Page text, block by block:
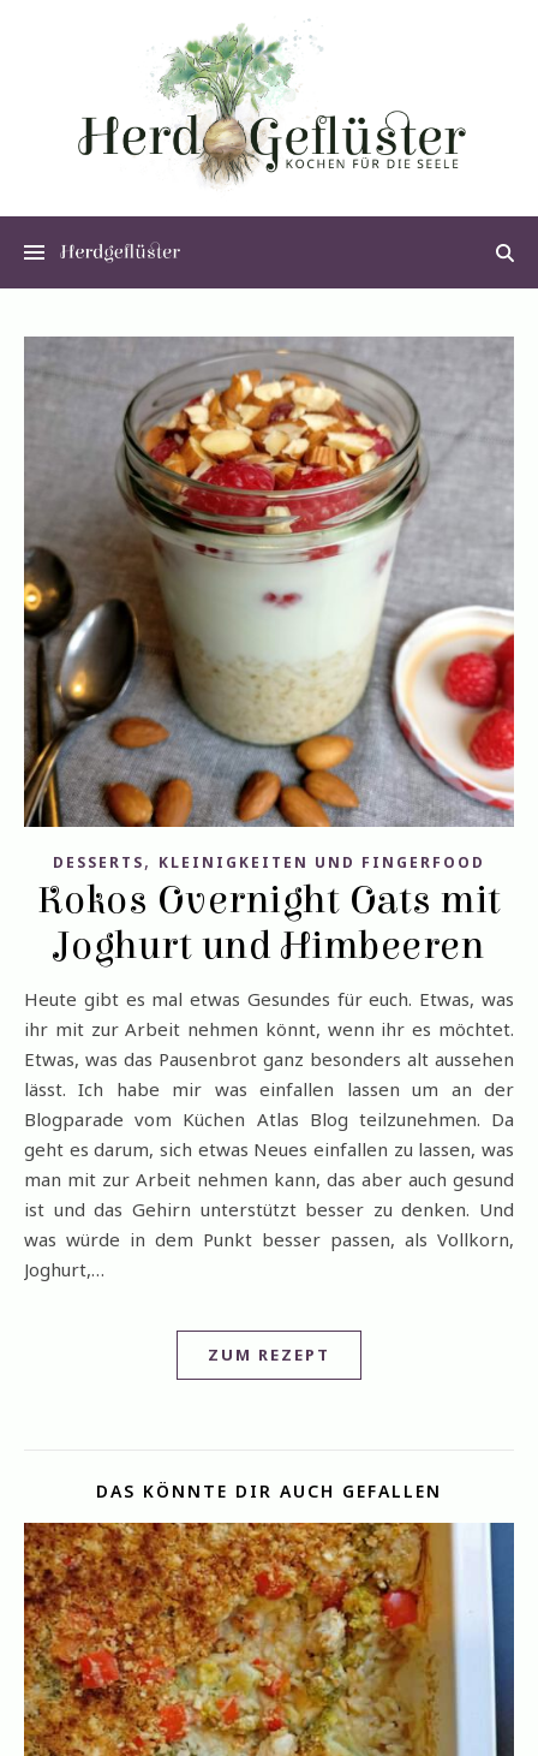
DESSERTS, KLEINIGKEITEN UND FINGERFOOD
Kokos Overnight Oats mit
Joghurt und Himbeeren
Heute gibt es mal etwas Gesundes für euch. Etwas, was
ihr mit zur Arbeit nehmen könnt, wenn ihr es möchtet.
Etwas, was das Pausenbrot ganz besonders alt aussehen
lässt. Ich habe mir was einfallen lassen um an der
Blogparade vom Küchen Atlas Blog teilzunehmen. Da
geht es darum, sich etwas Neues einfallen zu lassen, was
man mit zur Arbeit nehmen kann, das aber auch gesund
ist und das Gehirn unterstützt besser zu denken. Und
was würde in dem Punkt besser passen, als Vollkorn,
Joghurt,…
ZUM REZEPT
DAS KÖNNTE DIR AUCH GEFALLEN